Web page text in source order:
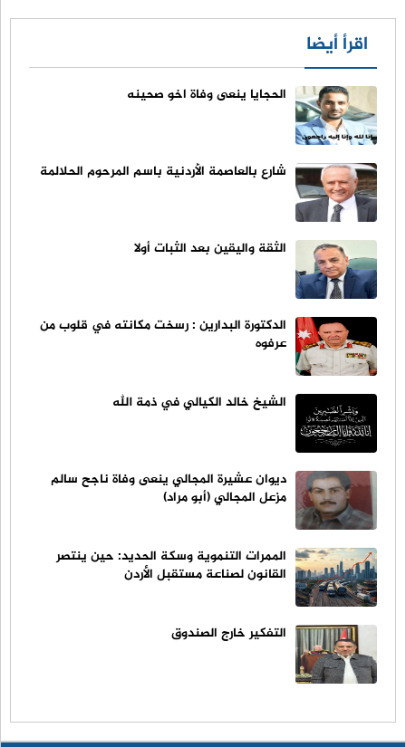
اقرأ أيضا
الحجايا ينعى وفاة اخو صحينه
شارع بالعاصمة الأردنية باسم المرحوم الحلالمة
الثقة واليقين بعد الثبات أولا
الدكتورة البدارين : رسخت مكانته في قلوب من
عرفوه
الشيخ خالد الكيالي في ذمة الله
ديوان عشيرة المجالي ينعى وفاة ناجح سالم
مزعل المجالي (أبو مراد)
الممرات التنموية وسكة الحديد: حين ينتصر
القانون لصناعة مستقبل الأردن
التفكير خارج الصندوق